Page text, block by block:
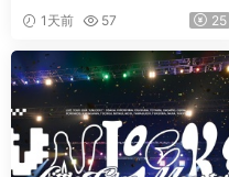
＋Blu-ray] [2021.09.22] [自
购原盘] [DBISO 22.5GB]
1天前 57 25